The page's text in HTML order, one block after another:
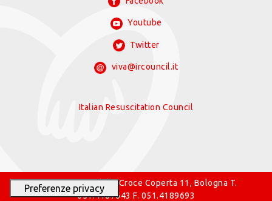
Youtube
Twitter
viva@ircouncil.it
Italian Resuscitation Council
© 2026 IRC Via della Croce Coperta 11, Bologna T.
051.4187643 F. 051.4189693